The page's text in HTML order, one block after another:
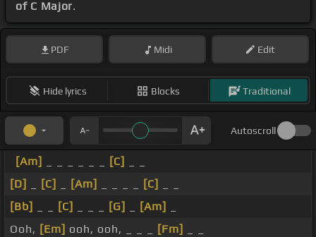
of C Major.
PDF Midi Edit
Hide lyrics Blocks Traditional
Autoscroll
[Am] [C]
[D]
[C] [Am] [C]
[Bb]
[C] [G] [Am]
Ooh, [Em] ooh, ooh, _ _ _ [Fm]